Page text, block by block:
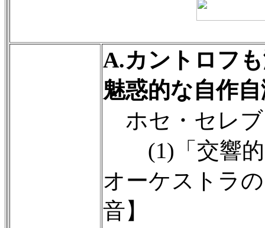
A.カントロフ
魅惑的な自作
ホセ・セレブ
(1)「交響的
オーケストラ
音】